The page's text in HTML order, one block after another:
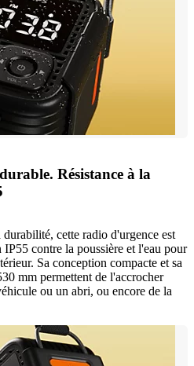
Résistance à la
cette radio d'urgence est
contre la poussière et l'eau pour
Sa conception compacte et sa
mm permettent de l'accrocher
ou un abri, ou encore de la